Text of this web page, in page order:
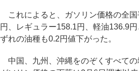
これによると、ガソリン価格の全
円、レギュラー158.1円、軽油136.9
ずれの油種も0.2円値下がった。
中国、九州、沖縄をのぞくすべての